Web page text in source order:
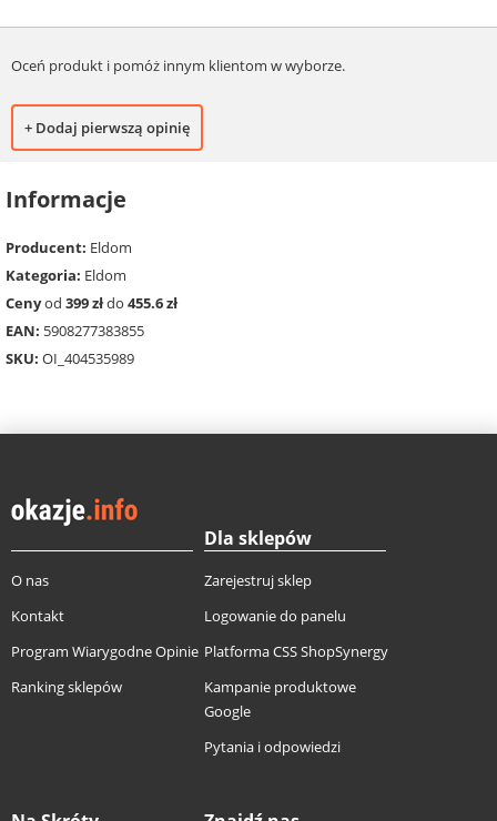
Oceń produkt i pomóż innym klientom w wyborze.
+ Dodaj pierwszą opinię
Informacje
Producent: Eldom
Kategoria: Eldom
Cenyod 399 złdo 455.6 zł
EAN: 5908277383855
SKU: OI_404535989
O nas
Kontakt
Program Wiarygodne Opinie
Ranking sklepów
Dla sklepów
Zarejestruj sklep
Logowanie do panelu
Platforma CSS ShopSynergy
Kampanie produktowe
Google
Pytania i odpowiedzi